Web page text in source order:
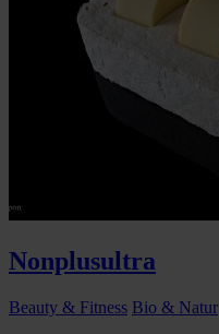
Nonplusultra
Beauty & Fitness Bio & Natur